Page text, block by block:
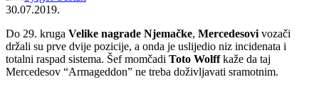
30.07.2019.
Do 29. kruga Velike nagrade Njemačke, Mercedesovi vozači
držali su prve dvije pozicije, a onda je uslijedio niz incidenata i
totalni raspad sistema. Šef momčadi Toto Wolffkaže da taj
Mercedesov “Armageddon” ne treba doživljavati sramotnim.